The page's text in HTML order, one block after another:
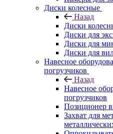
Диски колесные
Назад
Диски
Диски для
Диски для
Диски для
Навесное
погрузчиков
Назад
Навесное
погрузчиков
Позиционер
Захват для